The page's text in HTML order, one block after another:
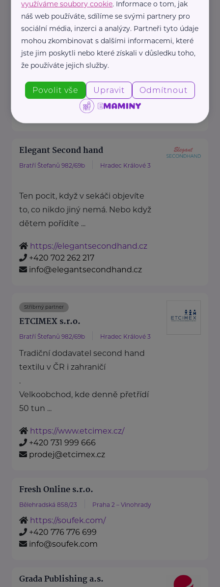
Redakce časopisu
Rokycanova 15, 130 00 Praha 3e-
mail: redakce@zahradkari.cz
tel.: 222 781 773
fax: ...
https://www.zahradkari.cz/
+420 222 782 710
ustredi@zahradkari.cz
Elegant Second hand
Bratří Štefanů 982/69b Hradec Králové 3
Ten pocit, když v sekáči objevíte
to, co nikdo jiný nemá. Nebo když
dětem pořídíte ...
https://elegantsecondhand.cz
+420 702 262 217
info@elegantsecondhand.cz
Stříbrný partner
ETCIMEX s.r.o.
Bratří Štefanů 982/69b Hradec Králové 3
Tradiční dodavatel second hand
textilu v ČR i zahraničí
.
Velkoobchod, kde denně přetřídí
50 tun ...
https://www.etcimex.cz/
+420 731 999 666
prodej@etcimex.cz
Fresh Online s.r.o.
Bělehradská 858/23 Praha 2 – Vinohrady
https://soufek.com/
+420 776 776 699
info@soufek.com
Grada Publishing a.s.
využíváme soubory cookie. Informace o tom, jak
náš web používáte, sdílíme se svými partnery pro
sociální média, inzerci a analýzy. Partneři tyto údaje
mohou zkombinovat s dalšími informacemi, které
jste jim poskytli nebo které získali v důsledku toho,
že používáte jejich služby.
Povolit vše Upravit Odmítnout